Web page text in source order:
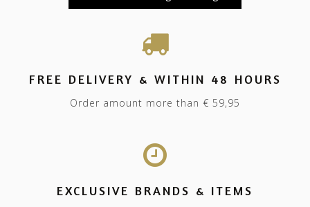
FREE DELIVERY & WITHIN 48 HOURS
Order amount more than € 59,95
EXCLUSIVE BRANDS & ITEMS